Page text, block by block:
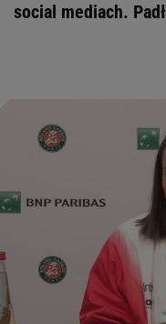
social mediach.